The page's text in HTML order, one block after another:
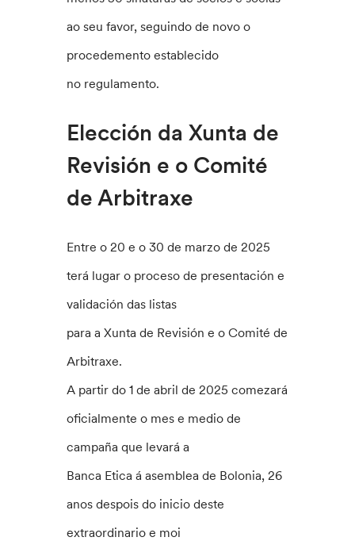
ao seu favor, seguindo de novo o
procedemento establecido
no regulamento.
Elección da Xunta de
Revisión e o Comité
de Arbitraxe
Entre o 20 e o 30 de marzo de 2025
terá lugar o proceso de presentación e
validación das listas
para a Xunta de Revisión e o Comité de
Arbitraxe.
A partir do 1 de abril de 2025 comezará
oficialmente o mes e medio de
campaña que levará a
Banca Etica á asemblea de Bolonia, 26
anos despois do inicio deste
extraordinario e moi